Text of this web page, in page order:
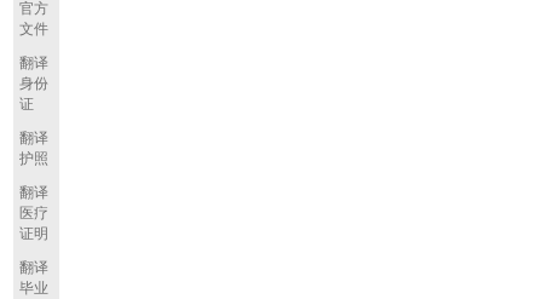
官方
文件
翻译
身份
证
翻译
护照
翻译
医疗
证明
翻译
毕业